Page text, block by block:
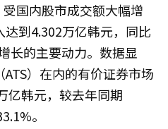
国内股市成交额大幅增
到4.302万亿韩元，同比
长的主要动力。数据显
）在内的有价证券市场
亿韩元，较去年同期
。